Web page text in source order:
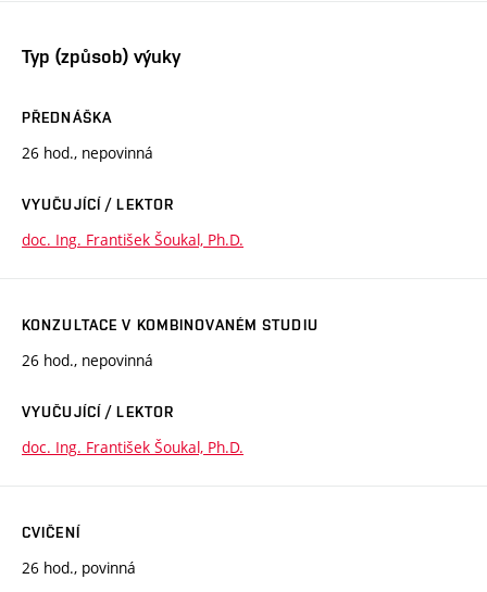
Typ (způsob) výuky
PŘEDNÁŠKA
26 hod., nepovinná
VYUČUJÍCÍ / LEKTOR
doc. Ing. František Šoukal, Ph.D.
KONZULTACE V KOMBINOVANÉM STUDIU
26 hod., nepovinná
VYUČUJÍCÍ / LEKTOR
doc. Ing. František Šoukal, Ph.D.
CVIČENÍ
26 hod., povinná